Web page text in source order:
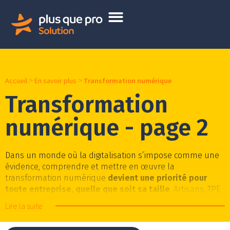
Accueil > En savoir plus > Transformation numérique
Transformation
numérique - page 2
Dans un monde où la digitalisation s’impose comme une
évidence, comprendre et mettre en œuvre la
transformation numérique devient une priorité pour
toute entreprise, quelle que soit sa taille . Artisans, TPE,
digitale, cette rubrique est dédiée à votre transformation
numérique.
Lire la suite